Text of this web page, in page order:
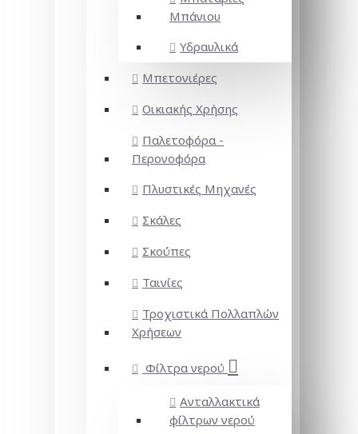
Μπάνιου
Υδραυλικά
Μπετονιέρες
Οικιακής Χρήσης
Παλετοφόρα -
Περονοφόρα
Πλυστικές Μηχανές
Σκάλες
Σκούπες
Ταινίες
Τροχιστικά Πολλαπλών
Χρήσεων
Φίλτρα νερού
Ανταλλακτικά
φίλτρων νερού